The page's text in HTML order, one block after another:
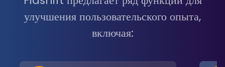
улучшения пользовательского опыта,
включая: